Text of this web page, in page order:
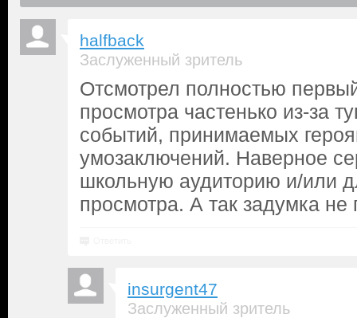
halfback
Заслуженный зритель
Отсмотрел полностью
просмотра частенько из-за
событий, принимаемых
умозаключений. Наверное
школьную аудиторию и/или
просмотра. А так задумка не
insurgent47
Заслуженный зритель